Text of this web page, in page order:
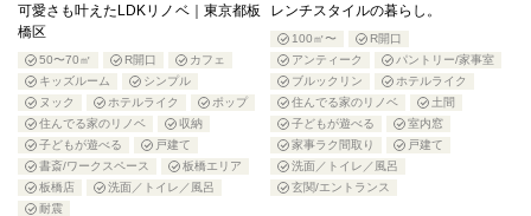
可愛さも叶えたLDKリノベ｜東京都板
橋区
50〜70㎡ R開口
カフェ
キッズルーム
シンプル
ヌック
ホテルライク
ポップ
住んでる家のリノベ
収納
子どもが遊べる
戸建て
書斎/ワークスペース
板橋エリア
板橋店
洗面／トイレ／風呂
耐震
レンチスタイルの暮らし。
100㎡〜
R開口
アンティーク
パントリー/家事室
ブルックリン
ホテルライク
住んでる家のリノベ
土間
子どもが遊べる
室内窓
家事ラク間取り
戸建て
洗面／トイレ／風呂
玄関/エントランス